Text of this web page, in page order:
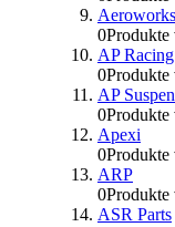
Aeroworks
0Produkte
AP Racing
0Produkte
AP
0Produkte
Apexi
0Produkte
ARP
0Produkte
ASR Parts